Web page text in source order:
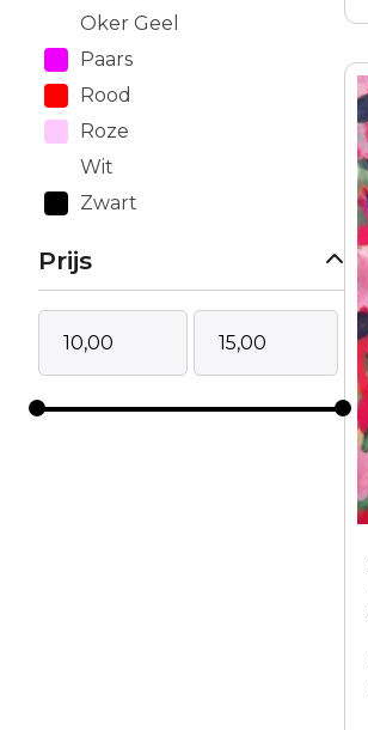
Oker Geel
Paars
Rood
Roze
Wit
Zwart
Prijs